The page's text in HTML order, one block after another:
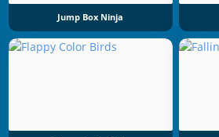
Jump Box Ninja